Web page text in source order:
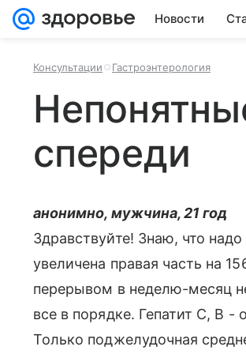
Новости
Консультации Гастроэнтерология
спереди
анонимно, мужчина, 21 год
Здравствуйте! Знаю, что
увеличена правая часть на
перерывом в неделю-месяц
все в порядке. Гепатит С, В
Только поджелудочная